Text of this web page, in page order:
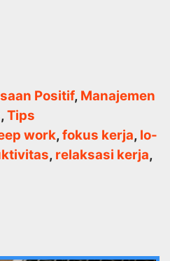
Positif, Manajemen
,Tips
work,fokus kerja, lo-
, relaksasi kerja,